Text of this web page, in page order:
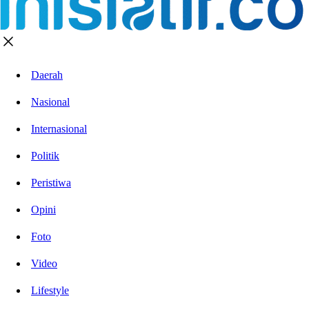
Daerah
Nasional
Internasional
Politik
Peristiwa
Opini
Foto
Video
Lifestyle